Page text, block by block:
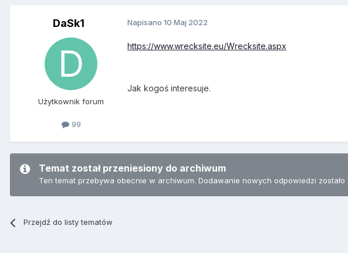
DaSk1
Użytkownik forum
99
Napisano 10 Maj 2022
https://www.wrecksite.eu/Wrecksite.aspx
Jak kogoś interesuje.
Temat został przeniesiony do archiwum
Ten temat przebywa obecnie w archiwum. Dodawanie nowych odpowiedzi zostało
Przejdź do listy tematów